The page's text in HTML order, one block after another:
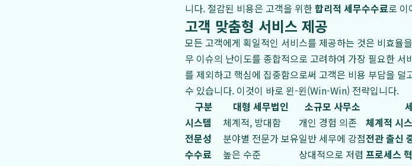
니다. 절감된 비용은 고객을 위한합리적 세무수수료로 이
고객 맞춤형 서비스 제공
모든 고객에게 획일적인 서비스를 제공하는 것은 비효율
무 이슈의 난이도를 종합적으로 고려하여 가장 필요한
를 제외하고 핵심에 집중함으로써 고객은 비용 부담을
수 있습니다. 이것이 바로 윈-윈(Win-Win) 전략입니다.
구분
대형 세무법인 소규모 사무소
시스템
체계적, 방대함 개인 경험 의존
체계적 시
전문성
분야별 전문가 보유일반 세무에 강점전관 출신
수수료
높은 수준 상대적으로 저렴 프로세스